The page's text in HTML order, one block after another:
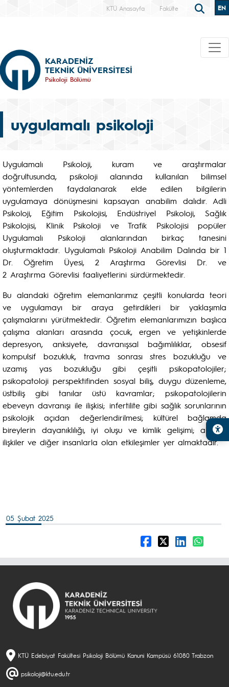
KTÜ Anasayfa Fakülte EN
KARADENİZ
TEKNİK ÜNİVERSİTESİ
Psikoloji Bölümü
uygulamalı psikoloji
Uygulamalı Psikoloji, kuram ve araştırmalar
doğrultusunda, psikoloji alanında kullanılan bilimsel
yöntemlerden faydalanarak elde edilen bilgilerin
uygulamaya dönüşmesini kapsayan anabilim dalıdır. Adli
Psikoloji, Eğitim Psikolojisi, Endüstriyel Psikoloji, Sağlık
Psikolojisi, Klinik Psikoloji ve Trafik Psikolojisi popüler
Uygulamalı Psikoloji alanlarından birkaç tanesini
oluşturmaktadır. Uygulamalı Psikoloji Anabilim Dalında bir 1
Dr. Öğretim Üyesi, 2 Araştırma Görevlisi Dr. ve
2 Araştırma Görevlisi faaliyetlerini sürdürmektedir.
Bu alandaki öğretim elemanlarımız çeşitli konularda teori
ve uygulamayı bir araya getirdikleri bir yaklaşımla
çalışmalarını yürütmektedir. Öğretim elemanlarımızın başlıca
çalışma alanları arasında çocuk, ergen ve yetişkinlerde
depresyon, anksiyete, davranışsal bağımlılıklar, obsesif
kompulsif bozukluk, travma sonrası stres bozukluğu ve
uzamış yas bozukluğu gibi çeşitli psikopatolojiler;
psikopatoloji perspektifinden sosyal biliş, duygu düzenleme,
üstbiliş gibi tanılar üstü kavramlar; psikopatolojilerin
ebeveyn davranışı ile ilişkisi; infertilite gibi sağlık sorunlarının
psikolojik açıdan değerlendirilmesi; kültürel bağlamda
bireylerin dayanıklılığı, iyi oluşu ve kimlik gelişimi; aile içi
ilişkiler ve diğer insanlarla olan etkileşimler yer almaktadır.
05 Şubat 2025
KTÜ Edebiyat Fakültesi Psikoloji Bölümü Kanuni Kampüsü 61080 Trabzon
psikoloji@ktu.edu.tr